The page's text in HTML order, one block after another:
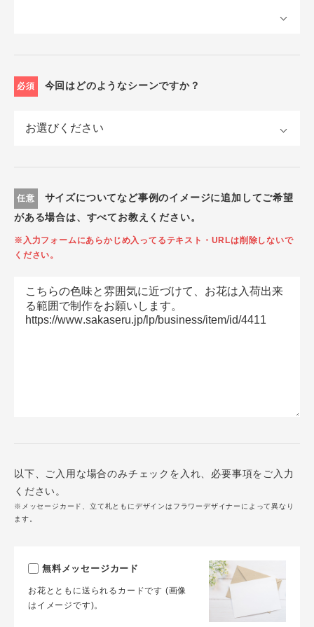
必須 今回はどのようなシーンですか？
任意
サイズについてなど事例のイメージに追加してご希望
がある場合は、すべてお教えください。
※入力フォームにあらかじめ入ってるテキスト・URLは削除しないで
ください。
以下、ご入用な場合のみチェックを入れ、必要事項をご入力
ください。
※メッセージカード、立て札ともにデザインはフラワーデザイナーによって異なり
ます。
無料メッセージカード
お花とともに送られるカードです (画像
はイメージです)。